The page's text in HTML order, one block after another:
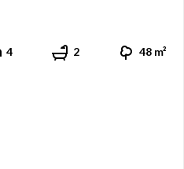
4 2 48 m²